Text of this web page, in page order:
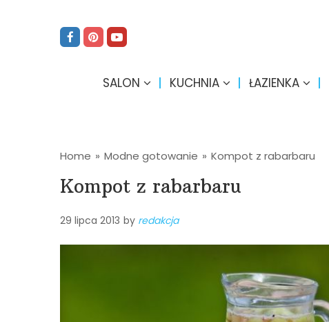
SALON KUCHNIA ŁAZIENKA
Home » Modne gotowanie » Kompot z rabarbaru
Kompot z rabarbaru
29 lipca 2013 by redakcja